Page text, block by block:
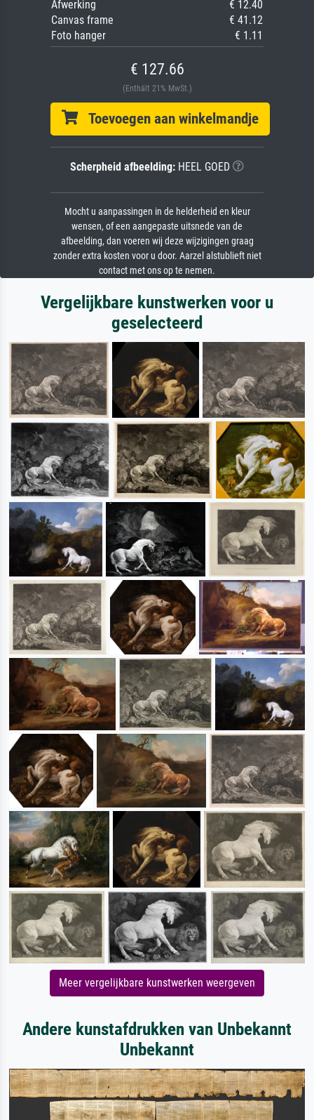
Afwerking
€ 12.40
Canvas frame
€ 41.12
Foto hanger
€ 1.11
€ 127.66
(Enthält 21% MwSt.)
Toevoegen aan winkelmandje
Scherpheid afbeelding: HEEL GOED
Mocht u aanpassingen in de helderheid en kleur
wensen, of een aangepaste uitsnede van de
afbeelding, dan voeren wij deze wijzigingen graag
zonder extra kosten voor u door. Aarzel alstublieft niet
contact met ons op te nemen.
Vergelijkbare kunstwerken voor u
geselecteerd
Meer vergelijkbare kunstwerken weergeven
Andere kunstafdrukken van Unbekannt
Unbekannt